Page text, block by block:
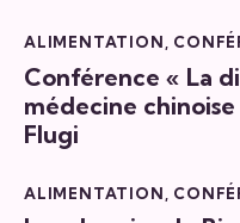
ALIMENTATION,
Conférence « La
médecine
Flugi
ALIMENTATION